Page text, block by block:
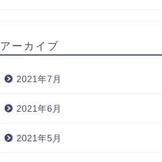
アーカイブ
2021年7月
2021年6月
2021年5月